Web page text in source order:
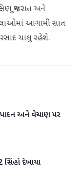
ગુજરાત અને
આગામી સાત
ચાલુ રહેશે.
અને વેચાણ પર
દેખાયા